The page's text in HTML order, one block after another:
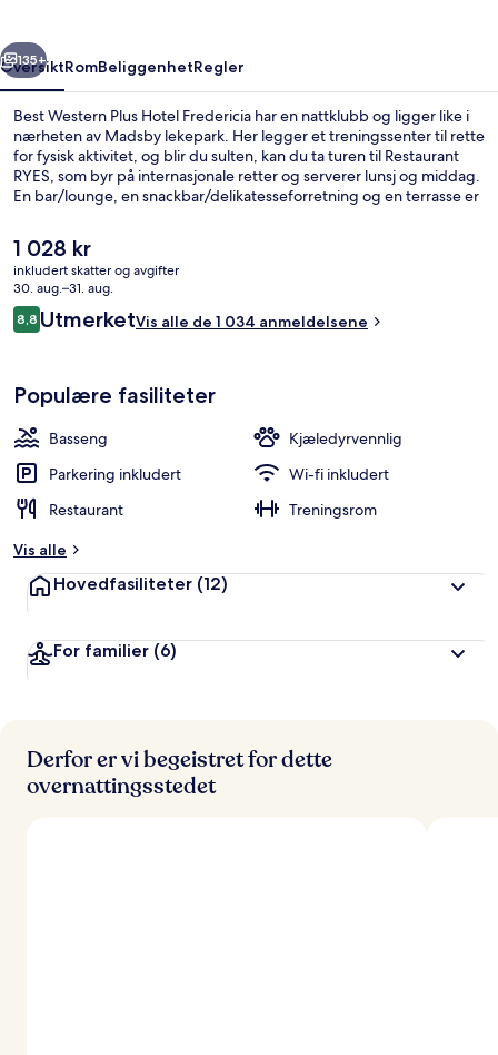
Neste
135+
OversiktRomBeliggenhetRegler
Best Western Plus Hotel Fredericia har en nattklubb og ligger like i
nærheten av Madsby lekepark. Her legger et treningssenter til rette
for fysisk aktivitet, og blir du sulten, kan du ta turen til Restaurant
RYES, som byr på internasjonale retter og serverer lunsj og middag.
En bar/lounge, en snackbar/delikatesseforretning og en terrasse er
av blant annet den vennlige betjeningen.
Den
nåværende
prisen
er
1 028 kr
1 028 kr
inkludert skatter og avgifter
30. aug.–31. aug.
Anmeldelser
8,88,8 av 10 –
UtmerketVis alle de 1 034 anmeldelsene
Populære fasiliteter
Basseng
Kjæledyrvennlig
Parkering inkludert
Wi-fi inkludert
Restaurant
Treningsrom
Vis alle
Hovedfasiliteter (12)
For familier (6)
Derfor er vi begeistret for dette
overnattingsstedet